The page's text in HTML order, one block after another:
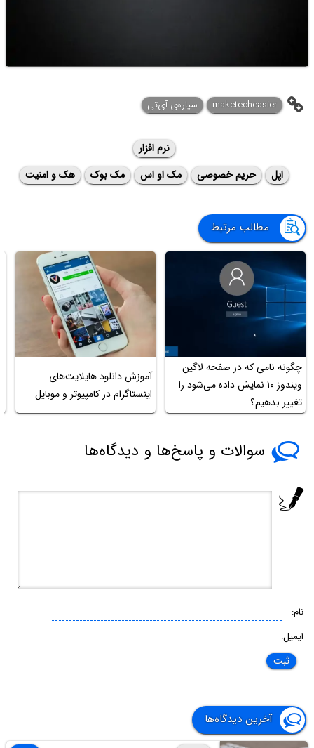
maketecheasier سیاره‌ی ‌آی‌تی
نرم افزار
اپل
حریم خصوصی مک او اس مک بوک هک و امنیت
مطالب مرتبط
چگونه نامی که در صفحه لاگین
ویندوز ۱۰ نمایش داده می‌شود را
تغییر بدهیم؟
آموزش دانلود هایلایت‌های
اینستاگرام در کامپیوتر و موبایل
سوالات و پاسخ‌ها و دیدگاه‌ها
نام:
ایمیل:
آخرین دیدگاه‌ها